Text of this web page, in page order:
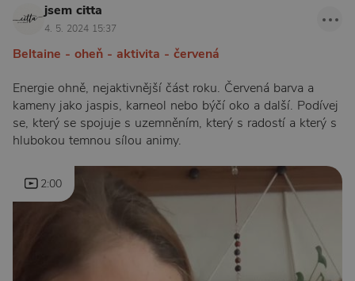
jsem citta
4. 5. 2024 15:37
Beltaine - oheň - aktivita - červená
Energie ohně, nejaktivnější část roku. Červená barva a
kameny jako jaspis, karneol nebo býčí oko a další. Podívej
se, který se spojuje s uzemněním, který s radostí a který s
hlubokou temnou sílou animy.
2:00